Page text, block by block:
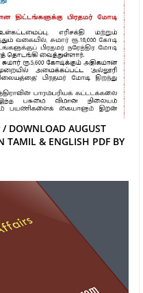
DOWNLOAD AUGUST
TAMIL & ENGLISH PDF BY